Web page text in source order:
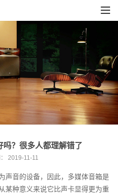
吗？很多人都理解错了
2019-11-11
声音的设备，因此，多媒体音箱是
某种意义来说它比声卡显得更为重